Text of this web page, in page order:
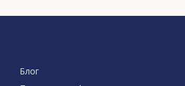
Блог